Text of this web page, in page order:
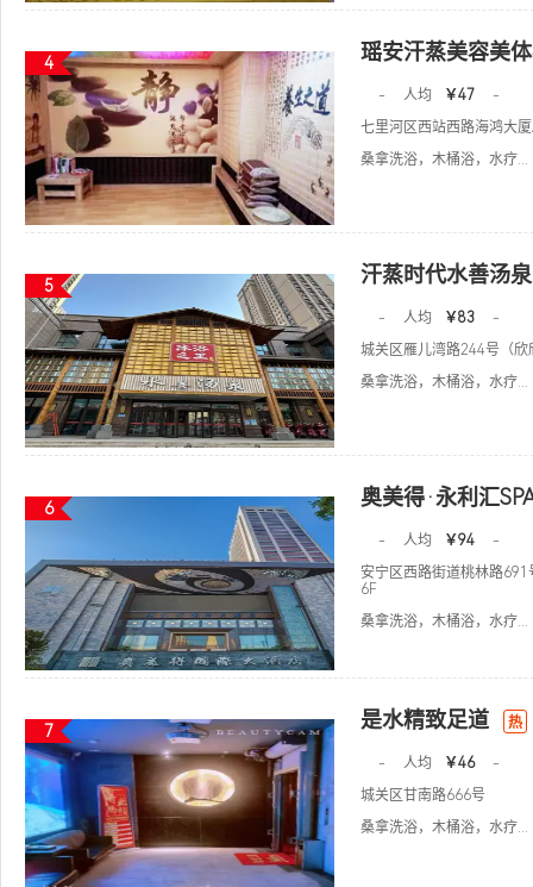
4 瑶安汗蒸美容美
- 人均 ￥47
-
七里河区西站西路海鸿大
桑拿洗浴，木桶浴，水疗...
5 汗蒸时代水善汤泉
- 人均 ￥83
-
城关区雁儿湾路244号（
桑拿洗浴，木桶浴，水疗...
6 奥美得·永利汇
- 人均 ￥94
-
安宁区西路街道桃林路
6F
桑拿洗浴，木桶浴，水疗...
7 是水精致足道 热
- 人均 ￥46
-
城关区甘南路666号
桑拿洗浴，木桶浴，水疗...